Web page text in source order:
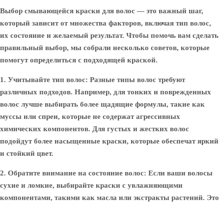
Выбор смывающейся краски для волос — это важный шаг,
который зависит от множества факторов, включая тип волос,
их состояние и желаемый результат. Чтобы помочь вам сделать
правильный выбор, мы собрали несколько советов, которые
помогут определиться с подходящей краской.
1. Учитывайте тип волос: Разные типы волос требуют
различных подходов. Например, для тонких и поврежденных
волос лучше выбирать более щадящие формулы, такие как
муссы или спреи, которые не содержат агрессивных
химических компонентов. Для густых и жестких волос
подойдут более насыщенные краски, которые обеспечат яркий
и стойкий цвет.
2. Обратите внимание на состояние волос: Если ваши волосы
сухие и ломкие, выбирайте краски с увлажняющими
компонентами, такими как масла или экстракты растений. Это